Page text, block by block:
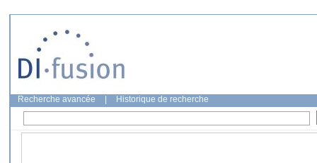
Recherche avancée Historique de recherche